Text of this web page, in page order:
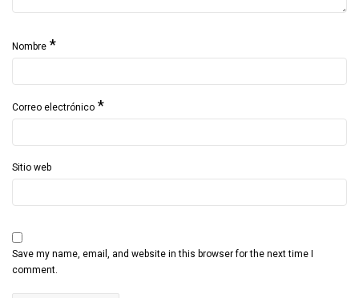
Nombre *
Correo electrónico *
Sitio web
Save my name, email, and website in this browser for the next time I
comment.